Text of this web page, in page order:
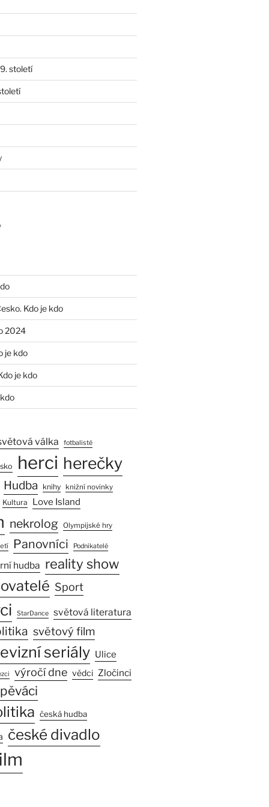
století
Kdo je kdo
2024
je kdo
je kdo
válka fotbalisté
herci herečky
Hudba knihy knižní novinky
Kultura Love Island
nekrolog Olympijské hry
Panovníci Podnikatelé
hudba reality show
Sport
StarDance světová literatura
světový film
seriály Ulice
výročí dne vědci Zločinci
česká hudba
české divadlo